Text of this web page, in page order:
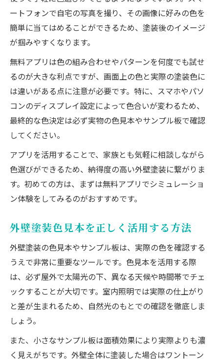
ートフォンで自宅の写真を撮り、その画像に好みの色を
簡単に当てはめることができるため、塗装後のイメージ
が掴みやすくなります。
無料アプリは色の組み合わせやパターンを何度でも試せ
るのが大きな利点ですが、画面上の色と実際の塗装色に
は違いがある点に注意が必要です。特に、スマホやパソ
コンのディスプレイ設定によって色合いが変わるため、
最終的な色決定は必ず実物の色見本やサンプル板で確認
してください。
アプリを活用することで、家族とも気軽に相談しながら
色選びができるため、納得度の高い外壁塗装に繋がりま
す。初めての方は、まずは無料アプリでシミュレーショ
ン体験をしてみるのがおすすめです。
外壁塗装色見本を正しく活用する方法
外壁塗装の色見本やサンプル板は、実際の色を確認する
うえで非常に重要なツールです。色見本を活用する際
は、必ず屋外で太陽光の下、異なる天候や時間帯でチェ
ックすることが大切です。室内照明では実際の仕上がり
と差が生まれるため、自然光のもとでの確認を徹底しま
しょう。
また、小さなサンプル板は面積効果により実際よりも濃
く見えがちです。外壁全体に塗装した場合はワントーン